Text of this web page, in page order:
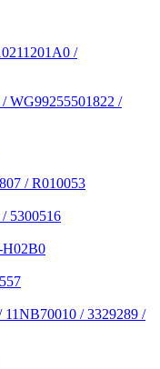
/
WG99255501822 /
/ R010053
5300516
H02B0
/ 3329289 /